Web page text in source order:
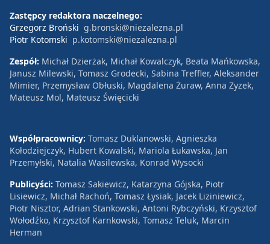
Zastępcy redaktora naczelnego:
Grzegorz Broński g.bronski@niezalezna.pl
Piotr Kotomski p.kotomski@niezalezna.pl
Zespół: Michał Dzierżak, Michał Kowalczyk, Beata Mańkowska,
Janusz Milewski, Tomasz Grodecki, Sabina Treffler, Aleksander
Mimier, Przemysław Obłuski, Magdalena Żuraw, Anna Zyzek,
Mateusz Mol, Mateusz Święcicki
Współpracownicy: Tomasz Duklanowski, Agnieszka
Kołodziejczyk, Hubert Kowalski, Mariola Łukawska, Jan
Przemyłski, Natalia Wasilewska, Konrad Wysocki
Publicyści: Tomasz Sakiewicz, Katarzyna Gójska, Piotr
Lisiewicz, Michał Rachoń, Tomasz Łysiak, Jacek Liziniewicz,
Piotr Nisztor, Adrian Stankowski, Antoni Rybczyński, Krzysztof
Wołodźko, Krzysztof Karnkowski, Tomasz Teluk, Marcin
Herman